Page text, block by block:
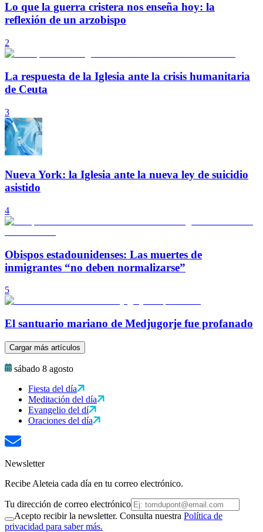
Lo que la guerra cristera nos enseña hoy: la
reflexión de un arzobispo
2
La respuesta de la Iglesia ante la crisis humanitaria
de Ceuta
3
Nueva York: la Iglesia ante la nueva ley de suicidio
asistido
4
Obispos estadounidenses: Las muertes de
inmigrantes “no deben normalizarse”
5
El santuario mariano de Medjugorje fue profanado
Cargar más artículos
sábado 8 agosto
Fiesta del día
Meditación del día
Evangelio del dí
Oraciones del día
Newsletter
Recibe Aleteia cada día en tu correo electrónico.
Tu dirección de correo electrónico
Acepto recibir la newsletter. Consulta nuestra Política de
privacidad para saber más.